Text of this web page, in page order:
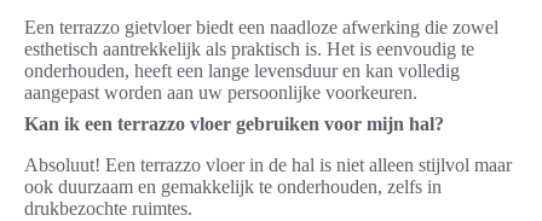
Een terrazzo gietvloer biedt een naadloze afwerking die zowel
esthetisch aantrekkelijk als praktisch is. Het is eenvoudig te
onderhouden, heeft een lange levensduur en kan volledig
aangepast worden aan uw persoonlijke voorkeuren.
Kan ik een terrazzo vloer gebruiken voor mijn hal?
Absoluut! Een terrazzo vloer in de hal is niet alleen stijlvol maar
ook duurzaam en gemakkelijk te onderhouden, zelfs in
drukbezochte ruimtes.